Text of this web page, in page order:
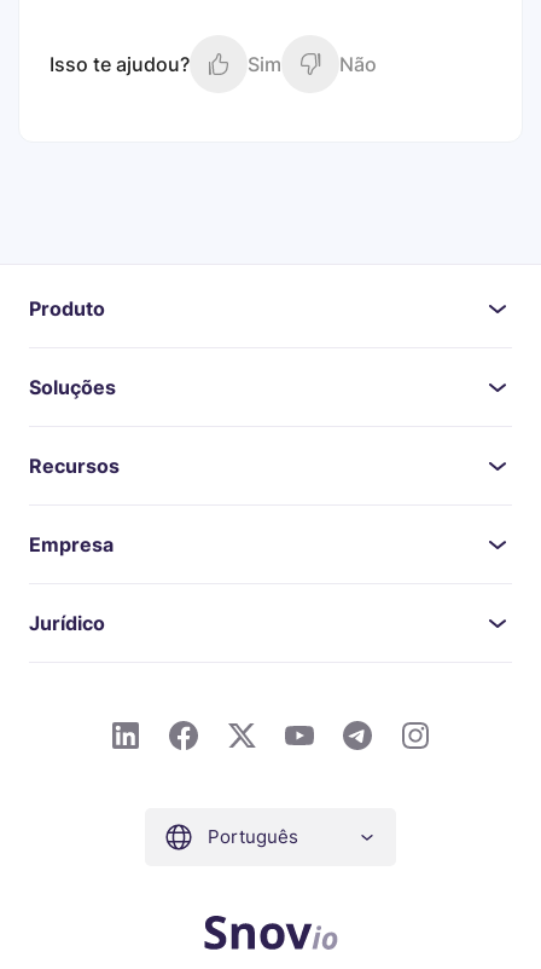
Isso te ajudou? Sim Não
Produto
Soluções
Recursos
Empresa
Jurídico
Português